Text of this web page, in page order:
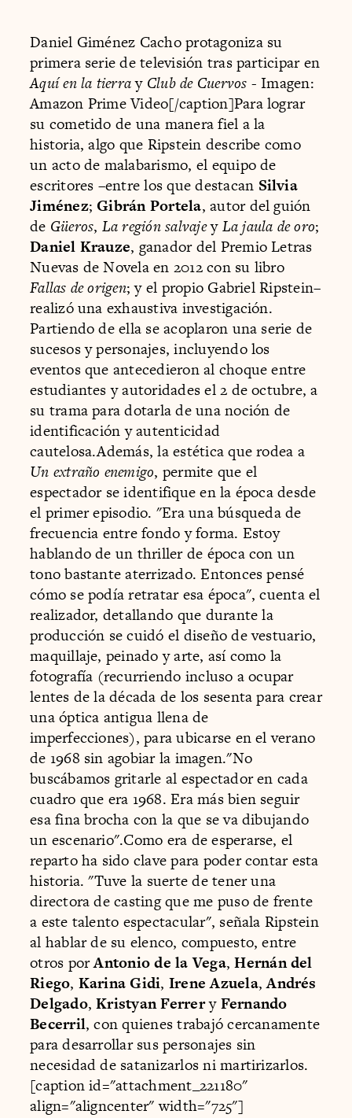
Daniel Giménez Cacho protagoniza su
primera serie de televisión tras participar en
Aquí en la tierray Club de Cuervos - Imagen:
Amazon Prime Video[/caption]Para lograr
su cometido de una manera fiel a la
historia, algo que Ripstein describe como
un acto de malabarismo, el equipo de
escritores –entre los que destacan Silvia
Jiménez;Gibrán Portela, autor del guión
de Güeros, La región salvajeyLa jaula de oro;
Daniel Krauze, ganador del Premio Letras
Nuevas de Novela en 2012 con su libro
Fallas de origen; y el propio Gabriel Ripstein–
realizó una exhaustiva investigación.
Partiendo de ella se acoplaron una serie de
sucesos y personajes, incluyendo los
eventos que antecedieron al choque entre
estudiantes y autoridades el 2 de octubre, a
su trama para dotarla de una noción de
identificación y autenticidad
cautelosa.Además, la estética que rodea a
Un extraño enemigo, permite que el
espectador se identifique en la época desde
el primer episodio. "Era una búsqueda de
frecuencia entre fondo y forma. Estoy
hablando de un thriller de época con un
tono bastante aterrizado. Entonces pensé
cómo se podía retratar esa época", cuenta el
realizador, detallando que durante la
producción se cuidó el diseño de vestuario,
maquillaje, peinado y arte, así como la
fotografía (recurriendo incluso a ocupar
lentes de la década de los sesenta para crear
una óptica antigua llena de
imperfecciones), para ubicarse en el verano
de 1968 sin agobiar la imagen."No
buscábamos gritarle al espectador en cada
cuadro que era 1968. Era más bien seguir
esa fina brocha con la que se va dibujando
un escenario".Como era de esperarse, el
reparto ha sido clave para poder contar esta
historia. "Tuve la suerte de tener una
directora de casting que me puso de frente
a este talento espectacular", señala Ripstein
al hablar de su elenco, compuesto, entre
otros porAntonio de la Vega,Hernán del
Riego, Karina Gidi, Irene Azuela,Andrés
Delgado,Kristyan FerreryFernando
Becerril, con quienes trabajó cercanamente
para desarrollar sus personajes sin
necesidad de satanizarlos ni martirizarlos.
[caption id="attachment_221180"
align="aligncenter" width="725"]